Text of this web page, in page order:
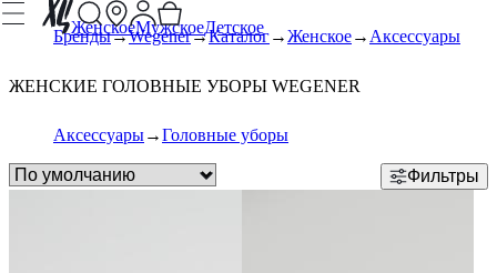
ЖенскоеМужскоеДетское
Бренды Wegener Каталог Женское Аксессуары
ЖЕНСКИЕ ГОЛОВНЫЕ УБОРЫ WEGENER
Аксессуары Головные уборы
Фильтры